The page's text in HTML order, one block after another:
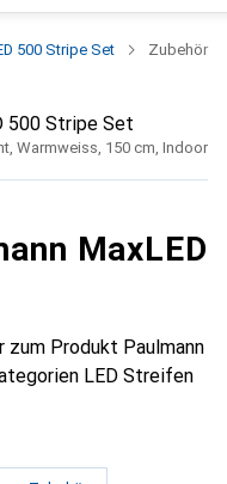
500 Stripe Set Zubehör
500 Stripe Set
Warmweiss, 150 cm, Indoor
MaxLED
zum Produkt Paulmann
LED Streifen